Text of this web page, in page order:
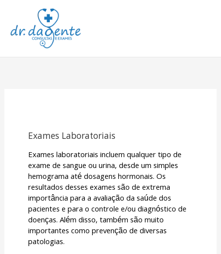
conteúdo
Exames Laboratoriais
Exames laboratoriais incluem qualquer tipo de
exame de sangue ou urina, desde um simples
hemograma até dosagens hormonais. Os
resultados desses exames são de extrema
importância para a avaliação da saúde dos
pacientes e para o controle e/ou diagnóstico de
doenças. Além disso, também são muito
importantes como prevenção de diversas
patologias.